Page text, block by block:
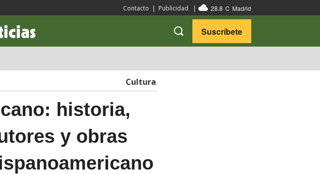
Contacto | Publicidad | 28.8 C Madrid
Suscríbete
Cultura
historia,
y obras